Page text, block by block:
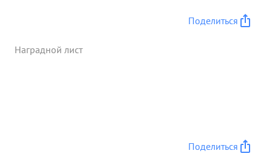
на количественное превосходство противника
обеспечил беспрепятственное выполнение
Поделиться
Наградной лист
Поделиться